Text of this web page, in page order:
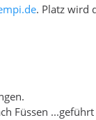
. Platz wird
Füssen